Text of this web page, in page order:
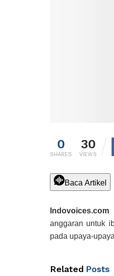
0
SHARES
30
VIEWS
Baca Artikel
Indovoices.com
anggaran untuk
pada upaya-
Related Posts